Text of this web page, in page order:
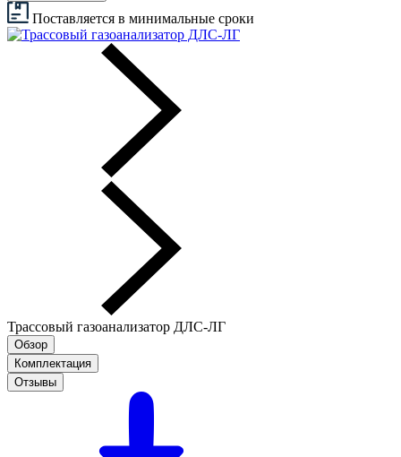
Поставляется в минимальные сроки
Трассовый газоанализатор ДЛС-ЛГ
Обзор
Комплектация
Отзывы